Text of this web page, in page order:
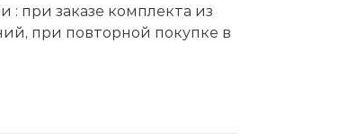
при заказе комплекта из
при повторной покупке в